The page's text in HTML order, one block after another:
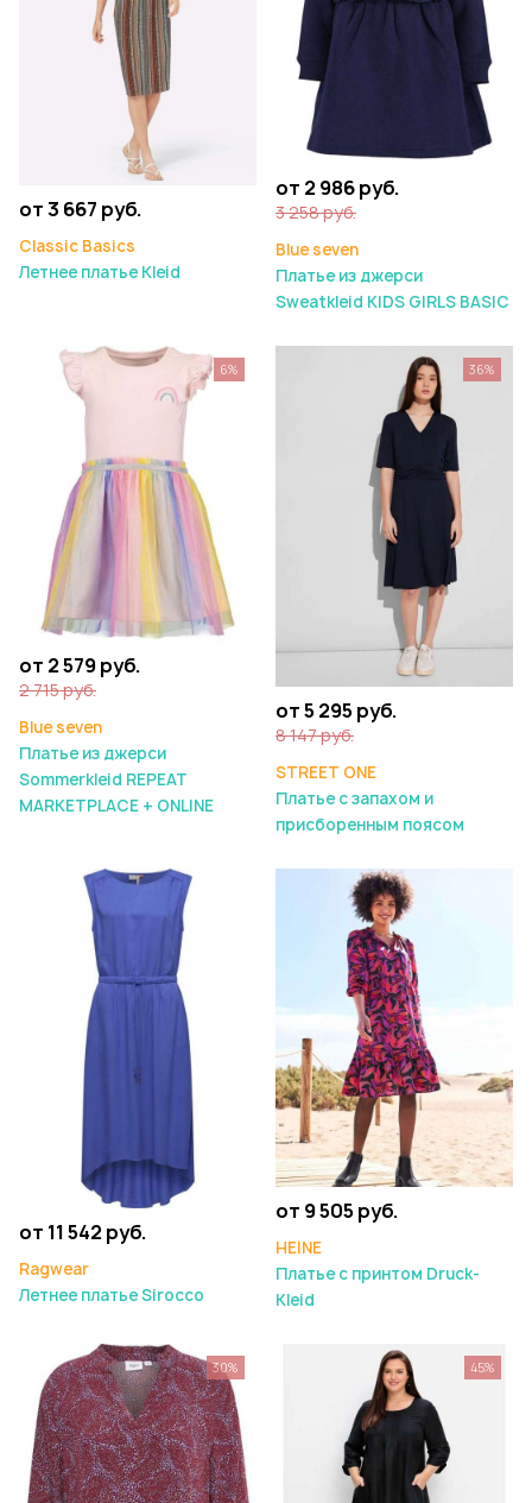
от 3 667 руб.
Classic Basics
Летнее платье Kleid
от 2 986 руб.
3 258 руб.
Blue seven
Платье из джерси
Sweatkleid KIDS GIRLS BASIC
от 2 579 руб.
2 715 руб.
Blue seven
Платье из джерси
Sommerkleid REPEAT
MARKETPLACE + ONLINE
6%
от 5 295 руб.
8 147 руб.
STREET ONE
Платье с запахом и
присборенным поясом
36%
от 11 542 руб.
Ragwear
Летнее платье Sirocco
от 9 505 руб.
HEINE
Платье с принтом Druck-
Kleid
30% 45%